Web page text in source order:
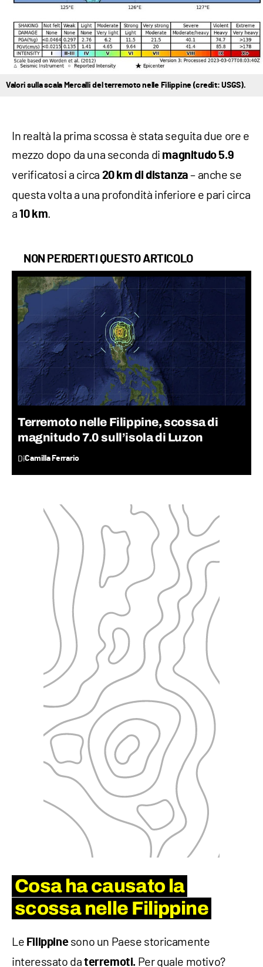
Valori sulla scala Mercalli del terremoto nelle Filippine (credit: USGS).
In realtà la prima scossa è stata seguita due ore e
mezzo dopo da una seconda di magnitudo 5.9
verificatosi a circa 20 km di distanza – anche se
questa volta a una profondità inferiore e pari circa
a10 km.
NON PERDERTI QUESTO ARTICOLO
Terremoto nelle Filippine, scossa di
magnitudo 7.0 sull’isola di Luzon
DiCamilla Ferrario
Cosa ha causato la
scossa nelle Filippine
Le Filippinesono un Paese storicamente
interessato da terremoti. Per quale motivo?